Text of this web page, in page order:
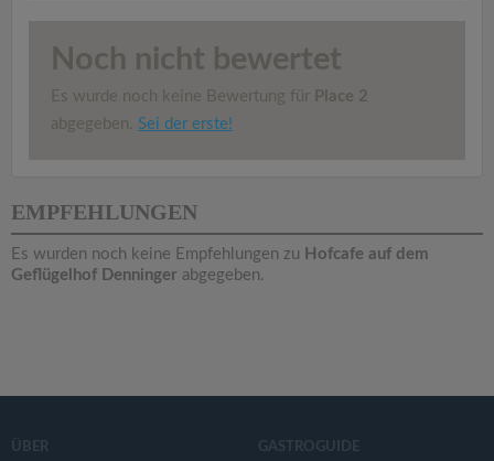
Noch nicht bewertet
Es wurde noch keine Bewertung für Place 2
abgegeben. Sei der erste!
EMPFEHLUNGEN
Es wurden noch keine Empfehlungen zu Hofcafe auf dem
Geflügelhof Denninger abgegeben.
ÜBER GASTROGUIDE